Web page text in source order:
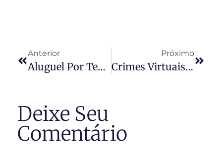
Anterior
Aluguel Por Temporada É Realidade Em Londrina
Próximo
Crimes Virtuais – Calúnia E Difamação Nas Redes Sociais
Deixe Seu
Comentário